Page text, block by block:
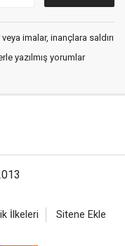
imalar, inançlara saldırı
yazılmış yorumlar
İlkeleri Sitene Ekle